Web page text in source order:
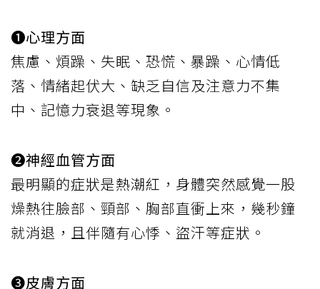
❶心理方面
焦慮、煩躁、失眠、恐慌、暴躁、心情低
落、情緒起伏大、缺乏自信及注意力不集
中、記憶力衰退等現象。
❷神經血管方面
最明顯的症狀是熱潮紅，身體突然感覺一股
燥熱往臉部、頸部、胸部直衝上來，幾秒鐘
就消退，且伴隨有心悸、盜汗等症狀。
❸皮膚方面